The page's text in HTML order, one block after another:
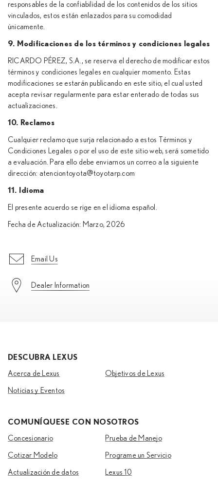
responsables de la confiabilidad de los contenidos de los sitios
vinculados, estos están enlazados para su comodidad
únicamente.
9. Modificaciones de los términos y condiciones legales
RICARDO PÉREZ, S.A., se reserva el derecho de modificar estos
términos y condiciones legales en cualquier momento. Estas
modificaciones se estarán publicando en este sitio, el cual usted
acepta revisar regularmente para estar enterado de todas sus
actualizaciones.
10. Reclamos
Cualquier reclamo que surja relacionado a estos Términos y
Condiciones Legales o por el uso de este sitio web, será sometido
a evaluación. Para ello debe enviarnos un correo a la siguiente
dirección: atenciontoyota@toyotarp.com
11. Idioma
El presente acuerdo se rige en el idioma español.
Fecha de Actualización: Marzo, 2026
Email Us
Dealer Information
DESCUBRA LEXUS
Acerca de Lexus Objetivos de Lexus
Noticias y Eventos
COMUNÍQUESE CON NOSOTROS
Concesionario Prueba de Manejo
Cotizar Modelo Programe un Servicio
Actualización de datos Lexus 10